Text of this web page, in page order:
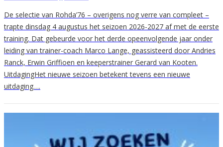
De selectie van Rohda’76 – overigens nog verre van compleet –
trapte dinsdag 4 augustus het seizoen 2026-2027 af met de eerste
training. Dat gebeurde voor het derde opeenvolgende jaar onder
leiding van trainer-coach Marco Lange, geassisteerd door Andries
Ranck, Erwin Griffioen en keeperstrainer Gerard van Kooten.
UitdagingHet nieuwe seizoen betekent tevens een nieuwe
uitdaging….